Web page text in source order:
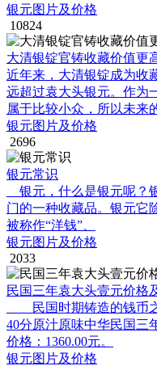
银元图片及价格
10824
大清银锭官铸收藏价值更
近年来，大清银锭成为收
远超过袁大头银元。作为
属于比较小众，所以未来
银元图片及价格
2696
银元常识
银元，什么是银元呢？
门的一种收藏品。银元它
被称作“洋钱”、
银元图片及价格
2033
民国三年袁大头壹元价格
民国时期铸造的钱币
40分原汁原味中华民国三
价格：1360.00元。
银元图片及价格